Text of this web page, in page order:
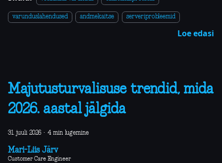
varunduslahendused andmekaitse serveriprobleemid
Loe edasi
Majutusturvalisuse trendid, mida
2026. aastal jälgida
31. juuli 2026 · 4 min lugemine
Mari-Liis Järv
Customer Care Engineer